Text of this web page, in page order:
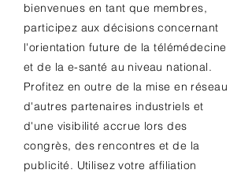
bienvenues en tant que membres,
participez aux décisions concernant
l'orientation future de la télémédecine
et de la e-santé au niveau national.
Profitez en outre de la mise en réseau
d'autres partenaires industriels et
d'une visibilité accrue lors des
congrès, des rencontres et de la
publicité. Utilisez votre affiliation